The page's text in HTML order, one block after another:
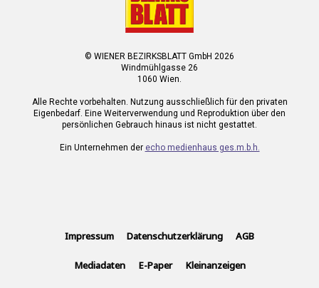
© WIENER BEZIRKSBLATT GmbH 2026
Windmühlgasse 26
1060 Wien.
Alle Rechte vorbehalten. Nutzung ausschließlich für den privaten
Eigenbedarf. Eine Weiterverwendung und Reproduktion über den
persönlichen Gebrauch hinaus ist nicht gestattet.
Ein Unternehmen der echo medienhaus ges.m.b.h.
Impressum Datenschutzerklärung AGB
Mediadaten E-Paper Kleinanzeigen